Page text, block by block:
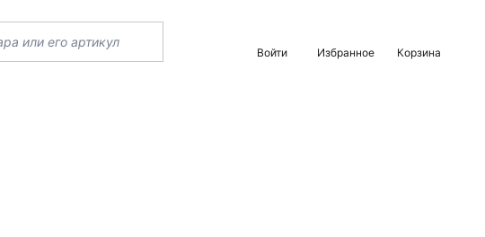
Войти Избранное Корзина